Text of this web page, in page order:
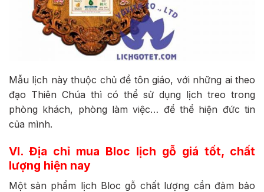
Mẫu lịch này thuộc chủ đề tôn giáo, với những ai theo
đạo Thiên Chúa thì có thể sử dụng lịch treo trong
phòng khách, phòng làm việc… để thể hiện đức tin
của mình.
VI. Địa chỉ mua Bloc lịch gỗ giá tốt, chất
lượng hiện nay
Một sản phẩm lịch Bloc gỗ chất lượng cần đảm bảo